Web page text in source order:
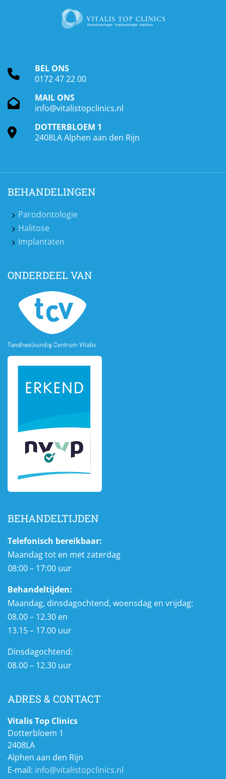
BEL ONS
0172 47 22 00
MAIL ONS
info@vitalistopclinics.nl
DOTTERBLOEM 1
2408LA Alphen aan den Rijn
BEHANDELINGEN
Parodontologie
Halitose
Implantaten
ONDERDEEL VAN
BEHANDELTIJDEN
Telefonisch bereikbaar:
Maandag tot en met zaterdag
08:00 – 17:00 uur
Behandeltijden:
Maandag, dinsdagochtend, woensdag en vrijdag:
08.00 – 12.30 en
13.15 – 17.00 uur
Dinsdagochtend:
08.00 – 12.30 uur
ADRES & CONTACT
Vitalis Top Clinics
Dotterbloem 1
2408LA
Alphen aan den Rijn
E-mail: info@vitalistopclinics.nl